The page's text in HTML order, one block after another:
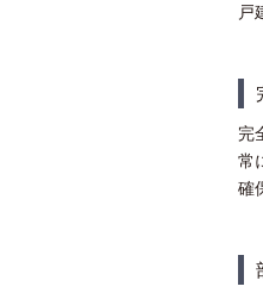
戸
完
常
確